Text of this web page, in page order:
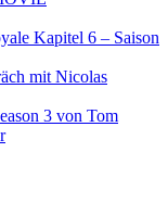
Kapitel 6 – Saison
mit Nicolas
3 von Tom